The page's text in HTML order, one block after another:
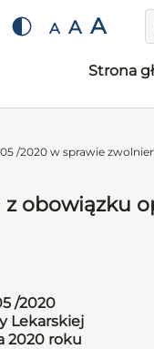
A A A
Strona
/2020 w sprawie
obowiązku
/2020
Lekarskiej
2020 roku